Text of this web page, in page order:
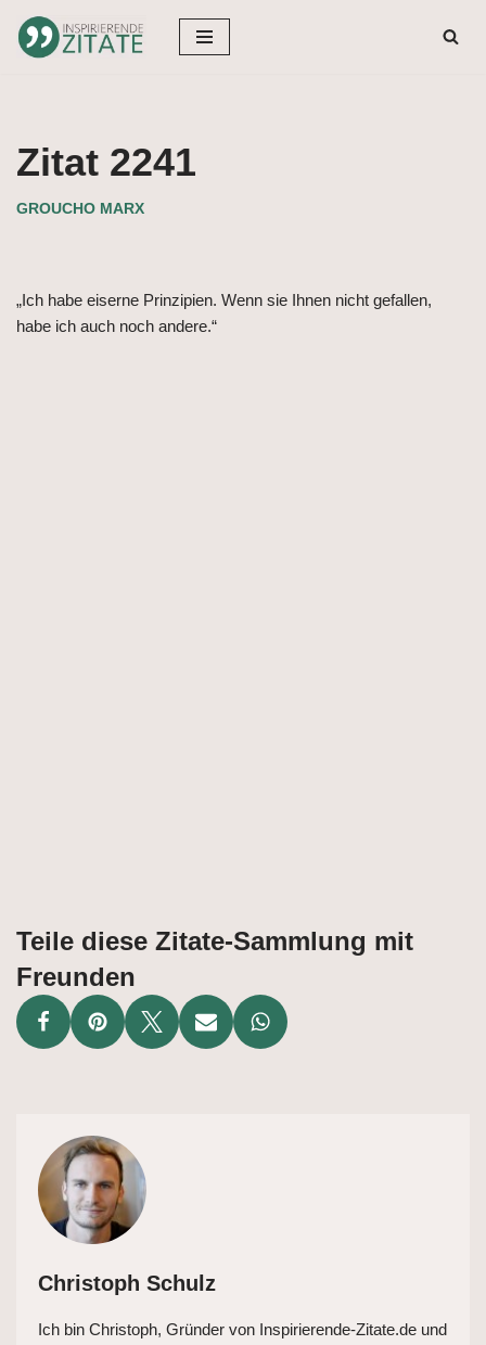
Zum
Zitat 2241
GROUCHO MARX
„Ich habe eiserne Prinzipien. Wenn sie Ihnen nicht gefallen,
habe ich auch noch andere.“
Teile diese Zitate-Sammlung mit
Freunden
Christoph Schulz
Ich bin Christoph, Gründer von Inspirierende-Zitate.de und